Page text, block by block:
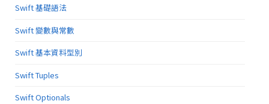
Swift 基礎語法
Swift 變數與常數
Swift 基本資料型別
Swift Tuples
Swift Optionals